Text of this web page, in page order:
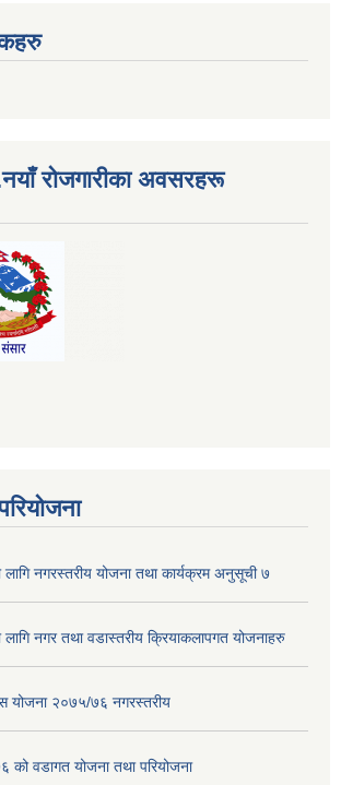
रोजगारीका अवसरहरू
नगरस्तरीय योजना तथा कार्यक्रम अनुसूची ७
नगर तथा वडास्तरीय क्रियाकलापगत योजनाहरु
योजना २०७५/७६ नगरस्तरीय
को वडागत योजना तथा परियोजना